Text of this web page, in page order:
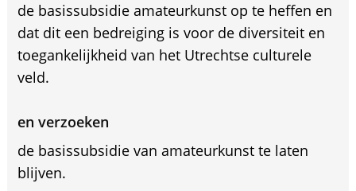
de basissubsidie amateurkunst op te heffen en
dat dit een bedreiging is voor de diversiteit en
toegankelijkheid van het Utrechtse culturele
veld.
en verzoeken
de basissubsidie van amateurkunst te laten
blijven.